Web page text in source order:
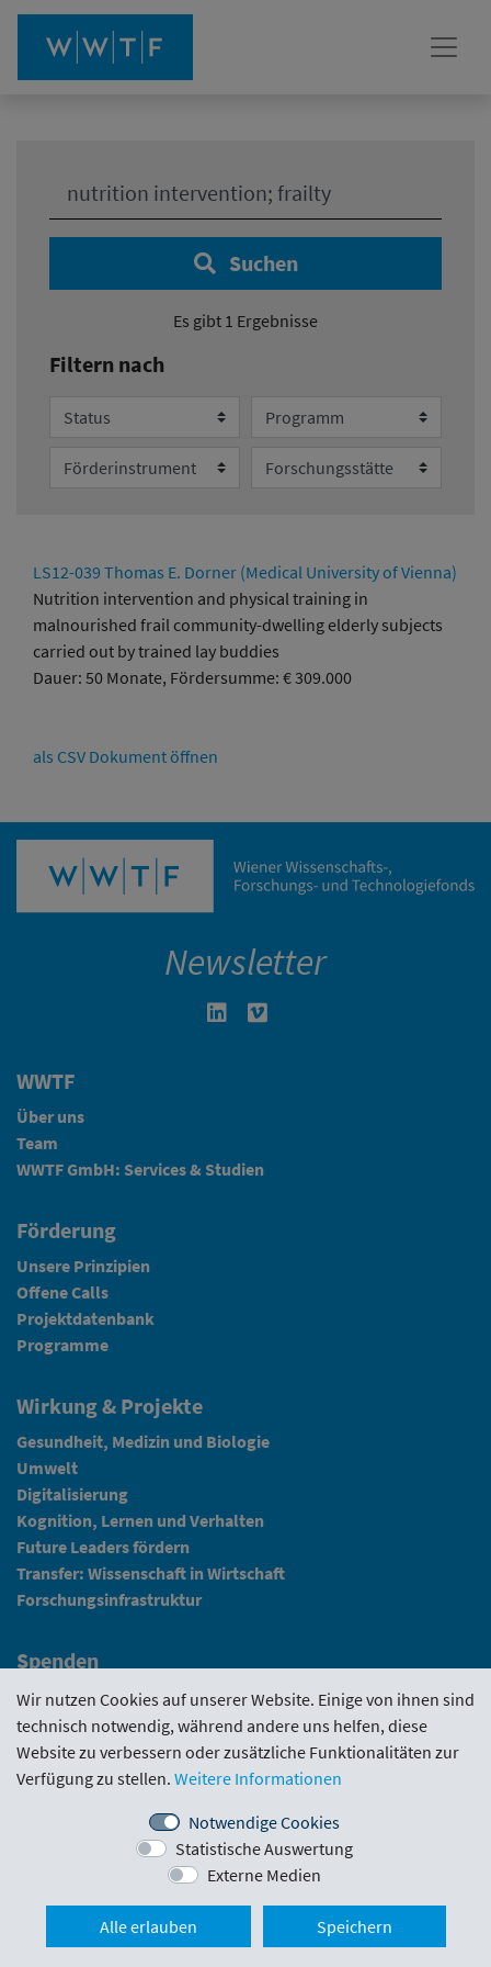
Suchen
Es gibt 1 Ergebnisse
Filtern nach
Status Programm
Förderinstrument Forschungsstätte
LS12-039 Thomas E. Dorner (Medical University of Vienna)
Nutrition intervention and physical training in
malnourished frail community-dwelling elderly subjects
carried out by trained lay buddies
Dauer: 50 Monate, Fördersumme: € 309.000
als CSV Dokument öffnen
Newsletter
Linkedin in neuem Fenster öffnen
WWTF
Über uns
Team
WWTF GmbH: Services & Studien
Förderung
Unsere Prinzipien
Offene Calls
Projektdatenbank
Programme
Wirkung & Projekte
Gesundheit, Medizin und Biologie
Umwelt
Digitalisierung
Kognition, Lernen und Verhalten
Future Leaders fördern
Transfer: Wissenschaft in Wirtschaft
Forschungsinfrastruktur
Spenden
Fundraising
News
Intranet
Förderrichtlinie · Funding Portal Evaluierungen
Downloads
Schlickgasse 3/12
office@wwtf.at
Wir nutzen Cookies auf unserer Website. Einige von ihnen sind
technisch notwendig, während andere uns helfen, diese
Website zu verbessern oder zusätzliche Funktionalitäten zur
Verfügung zu stellen. Weitere Informationen
Notwendige Cookies
Statistische Auswertung
Externe Medien
Alle erlauben Speichern